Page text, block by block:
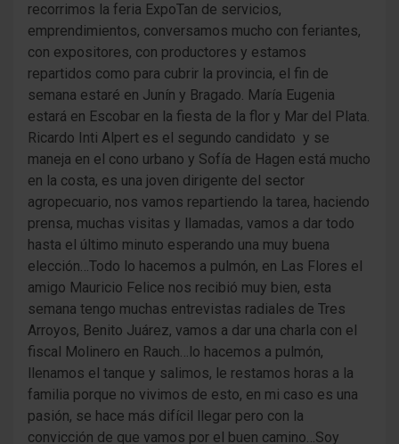
recorrimos la feria ExpoTan de servicios,
emprendimientos, conversamos mucho con feriantes,
con expositores, con productores y estamos
repartidos como para cubrir la provincia, el fin de
semana estaré en Junín y Bragado. María Eugenia
estará en Escobar en la fiesta de la flor y Mar del Plata.
Ricardo Inti Alpert es el segundo candidato y se
maneja en el cono urbano y Sofía de Hagen está mucho
en la costa, es una joven dirigente del sector
agropecuario, nos vamos repartiendo la tarea, haciendo
prensa, muchas visitas y llamadas, vamos a dar todo
hasta el último minuto esperando una muy buena
elección…Todo lo hacemos a pulmón, en Las Flores el
amigo Mauricio Felice nos recibió muy bien, esta
semana tengo muchas entrevistas radiales de Tres
Arroyos, Benito Juárez, vamos a dar una charla con el
fiscal Molinero en Rauch…lo hacemos a pulmón,
llenamos el tanque y salimos, le restamos horas a la
familia porque no vivimos de esto, en mi caso es una
pasión, se hace más difícil llegar pero con la
convicción de que vamos por el buen camino…Soy